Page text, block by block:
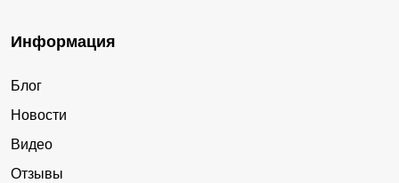
Информация
Блог
Новости
Видео
Отзывы